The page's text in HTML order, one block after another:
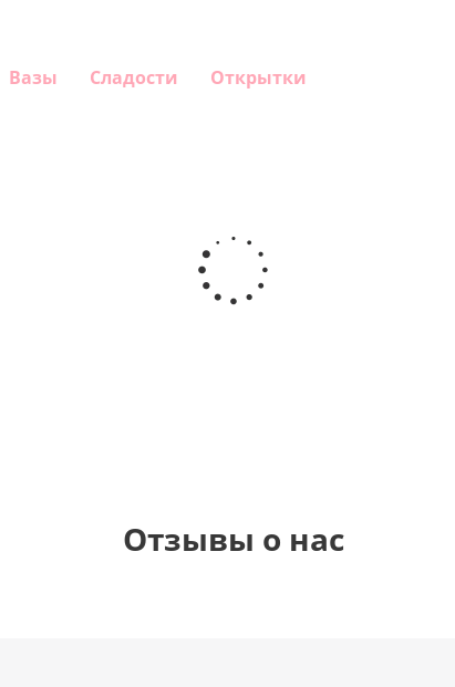
Вазы Сладости Открытки
гелиевый
цифра 1
(40х102
Отзывы о нас